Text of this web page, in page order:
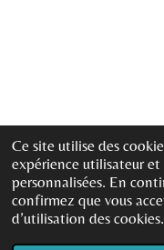
Ce site utilise des
expérience utilisateur et
personnalisées. En
confirmez que vous
d’utilisation des cookies.